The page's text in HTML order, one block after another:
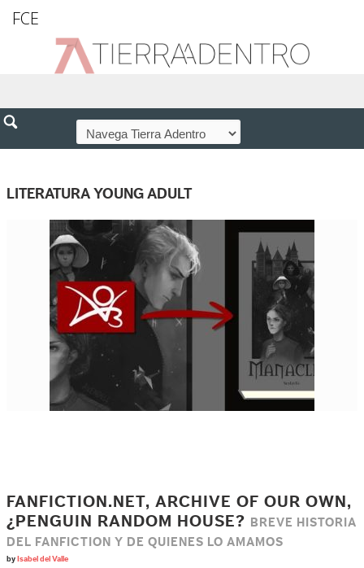
FCE
LITERATURA YOUNG ADULT
FANFICTION.NET, ARCHIVE OF OUR OWN,
¿PENGUIN RANDOM HOUSE?
BREVE HISTORIA
DEL FANFICTION Y DE QUIENES LO AMAMOS
by Isabel del Valle